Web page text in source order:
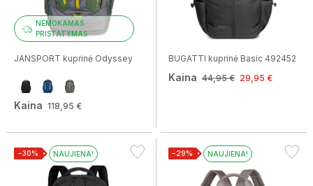
NEMOKAMAS
PRISTATYMAS
JANSPORT kuprinė Odyssey
Kaina 118,95 €
BUGATTI kuprinė Basic 492452
Kaina 44,95 € 29,95 €
−30% NAUJIENA! −29% NAUJIENA!